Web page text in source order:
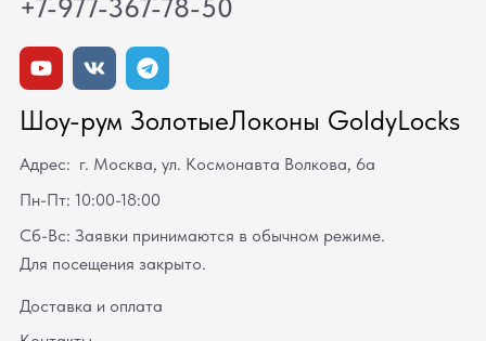
+7-977-367-78-50
Шоу-рум ЗолотыеЛоконы GoldyLocks
Адрес: г. Москва, ул. Космонавта Волкова, 6а
Пн-Пт: 10:00-18:00
Сб-Вс: Заявки принимаются в обычном режиме.
Для посещения закрыто.
Доставка и оплата